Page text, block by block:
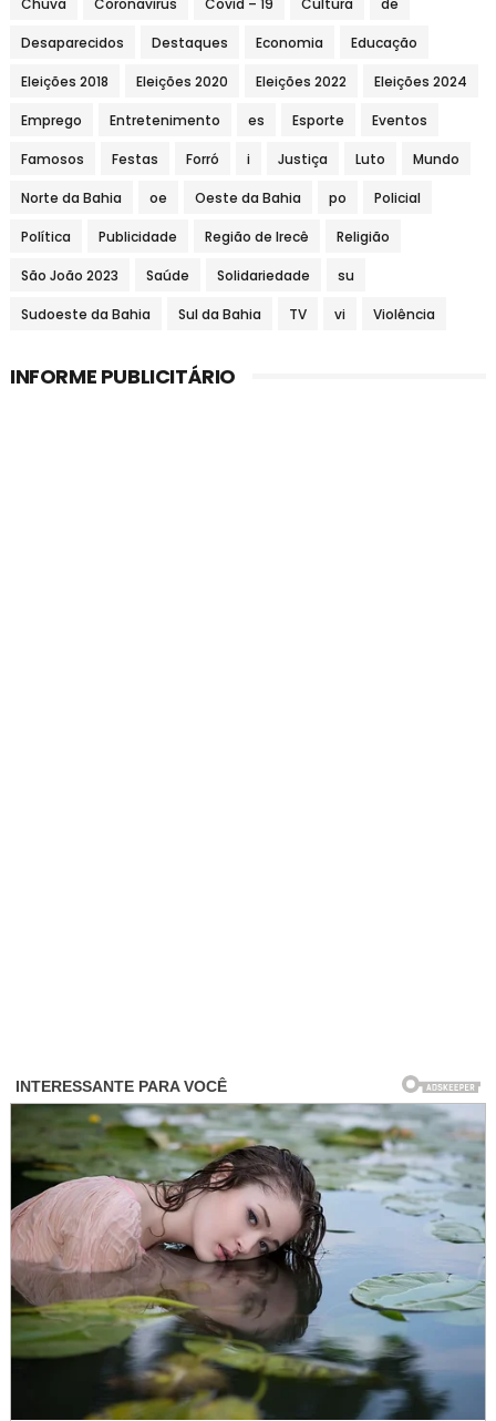
Chuva Coronavirus Covid – 19 Cultura de
Desaparecidos Destaques Economia Educação
Eleições 2018 Eleições 2020 Eleições 2022 Eleições 2024
Emprego Entretenimento es Esporte Eventos
Famosos Festas Forró i Justiça Luto Mundo
Norte da Bahia oe Oeste da Bahia po Policial
Política Publicidade Região de Irecê Religião
São João 2023 Saúde Solidariedade su
Sudoeste da Bahia Sul da Bahia TV vi Violência
INFORME PUBLICITÁRIO